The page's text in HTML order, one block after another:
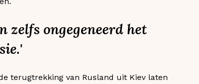
ongegeneerd het
terugtrekking van Rusland uit Kiev laten